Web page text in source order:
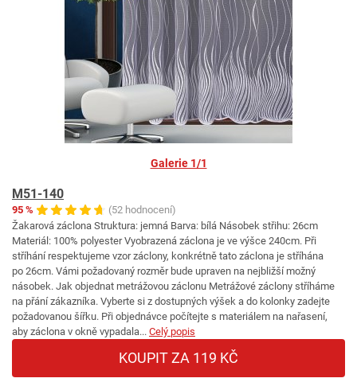
Galerie 1/1
M51-140
95 %
(52 hodnocení)
Žakarová záclona Struktura: jemná Barva: bílá Násobek střihu: 26cm
Materiál: 100% polyester Vyobrazená záclona je ve výšce 240cm. Při
stříhání respektujeme vzor záclony, konkrétně tato záclona je stříhána
po 26cm. Vámi požadovaný rozměr bude upraven na nejbližší možný
násobek. Jak objednat metrážovou záclonu Metrážové záclony stříháme
na přání zákazníka. Vyberte si z dostupných výšek a do kolonky zadejte
požadovanou šířku. Při objednávce počítejte s materiálem na nařasení,
aby záclona v okně vypadala... Celý popis
KOUPIT ZA 119 KČ